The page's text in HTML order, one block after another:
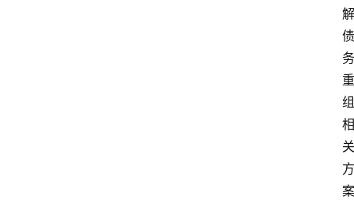
解
债
务
重
组
相
关
方
案